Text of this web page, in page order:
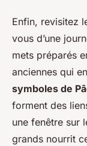
Enfin, revisitez
vous d’une
mets préparés
anciennes qui
symboles de
forment des
une fenêtre sur
grands nourrit